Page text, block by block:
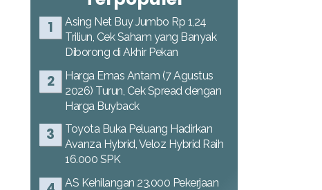
Asing Net Buy Jumbo Rp 1,24
Triliun, Cek Saham yang Banyak
Diborong di Akhir Pekan
Harga Emas Antam (7 Agustus
2026) Turun, Cek Spread dengan
Harga Buyback
Toyota Buka Peluang Hadirkan
Avanza Hybrid, Veloz Hybrid Raih
16.000 SPK
AS Kehilangan 23.000 Pekerjaan